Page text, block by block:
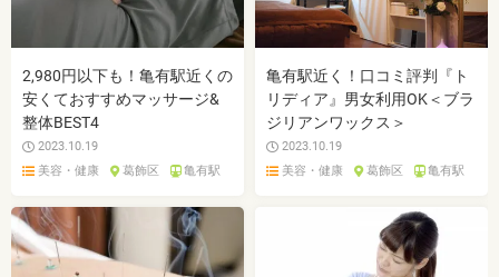
2,980円以下も！亀有駅近くの
安くておすすめマッサージ&
整体BEST4
2023.10.19
美容・健康
葛飾区 亀有駅
亀有駅近く！口コミ評判『ト
リディア』男女利用OK＜ブラ
ジリアンワックス＞
2023.10.19
美容・健康
葛飾区 亀有駅